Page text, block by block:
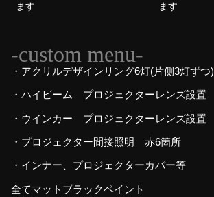
ます
ます
-custom menu-
・アクリルデザインリング6灯(片側3灯ずつ)
・ハイビーム プロジェクターレンズ設置
・ウインカー プロジェクターレンズ設置
・プロジェクター間接照明 赤6箇所
・インナー、プロジェクターカバー等
全てマットブラックペイント